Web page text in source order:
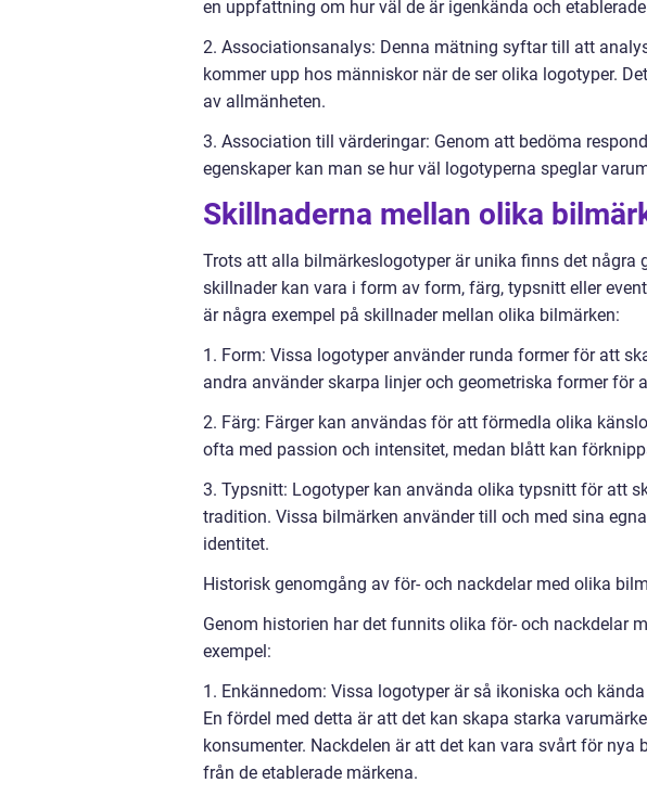
en uppfattning om hur väl de är igenkända och
2. Associationsanalys: Denna mätning syftar till att
kommer upp hos människor när de ser olika logotyper.
av allmänheten.
3. Association till värderingar: Genom att bedöma
egenskaper kan man se hur väl logotyperna speglar
Skillnaderna mellan olika
Trots att alla bilmärkeslogotyper är unika finns det några
skillnader kan vara i form av form, färg, typsnitt eller
är några exempel på skillnader mellan olika bilmärken:
1. Form: Vissa logotyper använder runda former för att
andra använder skarpa linjer och geometriska former för
2. Färg: Färger kan användas för att förmedla olika
ofta med passion och intensitet, medan blått kan
3. Typsnitt: Logotyper kan använda olika typsnitt för att
tradition. Vissa bilmärken använder till och med sina
identitet.
Historisk genomgång av för- och nackdelar med olika
Genom historien har det funnits olika för- och nackdelar
exempel:
1. Enkännedom: Vissa logotyper är så ikoniska och
En fördel med detta är att det kan skapa starka
konsumenter. Nackdelen är att det kan vara svårt för
från de etablerade märkena.